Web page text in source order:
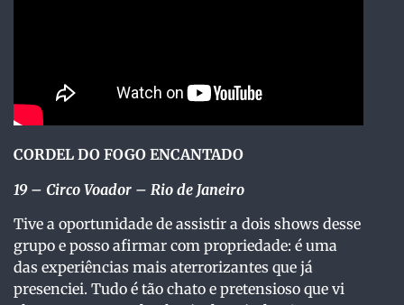
CORDEL DO FOGO ENCANTADO
19 – Circo Voador – Rio de Janeiro
Tive a oportunidade de assistir a dois shows desse
grupo e posso afirmar com propriedade: é uma
das experiências mais aterrorizantes que já
presenciei. Tudo é tão chato e pretensioso que vi